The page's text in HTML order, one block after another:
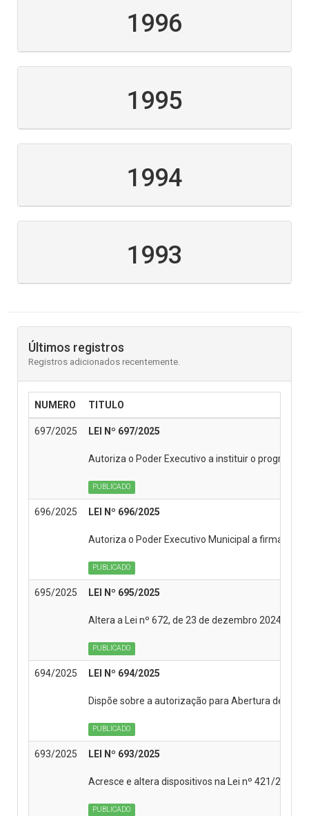
1996
1995
1994
1993
Últimos registros
Registros adicionados recentemente.
NUMERO TITULO
697/2025 LEI Nº 697/2025
Autoriza o Poder Executivo a instituir o programa
PUBLICADO
696/2025 LEI Nº 696/2025
Autoriza o Poder Executivo Municipal a firmar
PUBLICADO
695/2025 LEI Nº 695/2025
Altera a Lei nº 672, de 23 de dezembro 2024,
PUBLICADO
694/2025 LEI Nº 694/2025
Dispõe sobre a autorização para Abertura de
PUBLICADO
693/2025 LEI Nº 693/2025
Acresce e altera dispositivos na Lei nº 421/2013,
PUBLICADO